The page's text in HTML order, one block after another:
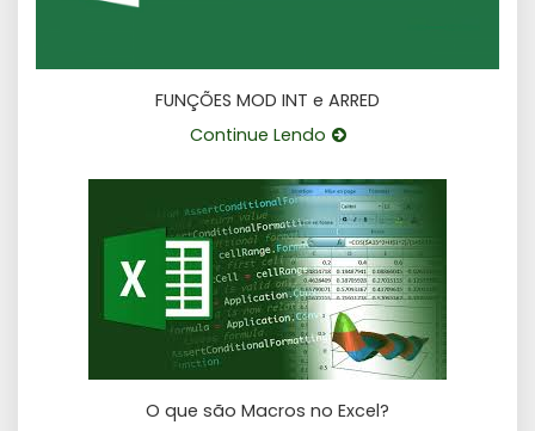
FUNÇÕES MOD INT e ARRED
Continue Lendo
O que são Macros no Excel?